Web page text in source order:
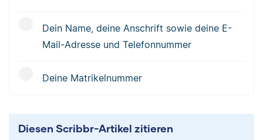
Dein Name, deine Anschrift sowie deine E-
Mail-Adresse und Telefonnummer
Deine Matrikelnummer
Diesen Scribbr-Artikel zitieren